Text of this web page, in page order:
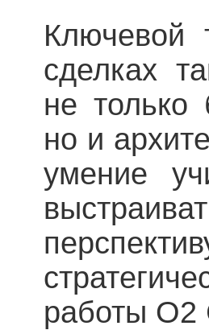
Ключевой
сделках
не только
но и
умение
работы O2